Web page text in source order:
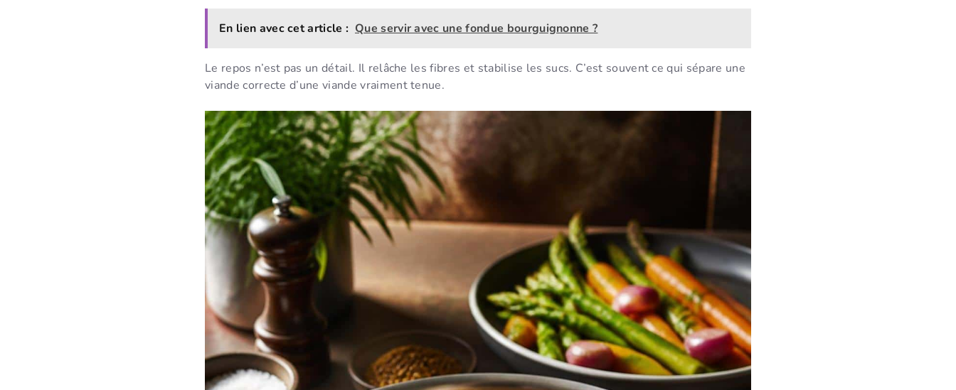
En lien avec cet article : Que servir avec une fondue bourguignonne ?
Le repos n’est pas un détail. Il relâche les fibres et stabilise les sucs. C’est souvent ce qui sépare une
viande correcte d’une viande vraiment tenue.